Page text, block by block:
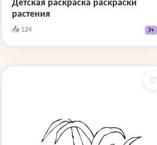
растения
📥 124 7+
♡